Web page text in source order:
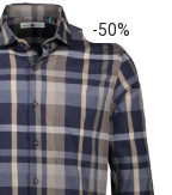
-50%